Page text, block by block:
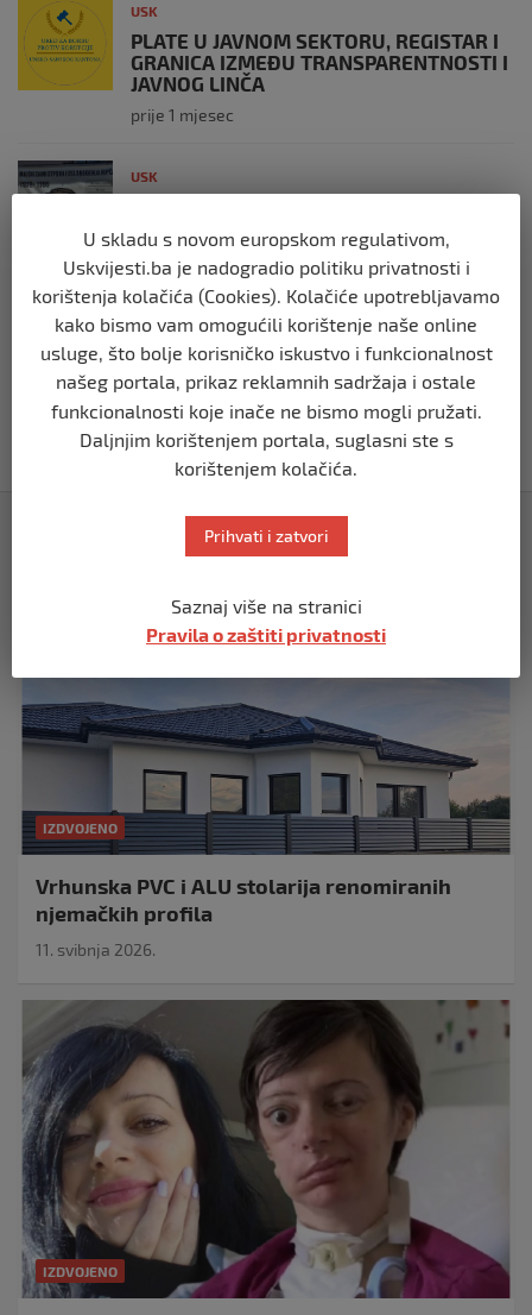
USK
PLATE U JAVNOM SEKTORU, REGISTAR I
GRANICA IZMEĐU TRANSPARENTNOSTI I
JAVNOG LINČA
prije 1 mjesec
USK
OSLOBOĐENJA RIPČA
prije 2 mjeseca
INES DELIĆ: Vrijeme je da se i Unsko-
sanski kanton priključi kampanji „Daj
prednost i kad (ne) vidiš razlog“
prije 2 mjeseca
IZDVOJENO
Vrhunska PVC i ALU stolarija renomiranih
njemačkih profila
11. svibnja 2026.
IZDVOJENO
U skladu s novom europskom regulativom,
Uskvijesti.ba je nadogradio politiku privatnosti i
korištenja kolačića (Cookies). Kolačiće upotrebljavamo
kako bismo vam omogućili korištenje naše online
usluge, što bolje korisničko iskustvo i funkcionalnost
našeg portala, prikaz reklamnih sadržaja i ostale
funkcionalnosti koje inače ne bismo mogli pružati.
Daljnjim korištenjem portala, suglasni ste s
korištenjem kolačića.
Prihvati i zatvori
Saznaj više na stranici
Pravila o zaštiti privatnosti